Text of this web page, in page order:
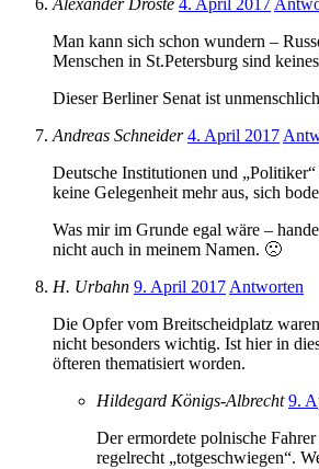
Man kann sich schon wundern –
Menschen in St.Petersburg sind
Dieser Berliner Senat ist
Andreas Schneider 4. April 2017
Deutsche Institutionen und
keine Gelegenheit mehr aus, sich
Was mir im Grunde egal wäre –
nicht auch in meinem Namen. 🙁
H. Urbahn 9. April 2017 Antworten
Die Opfer vom Breitscheidplatz
nicht besonders wichtig. Ist hier in
öfteren thematisiert worden.
Hildegard Königs-Albrecht 9.
Der ermordete polnische
regelrecht „totgeschwiegen“.